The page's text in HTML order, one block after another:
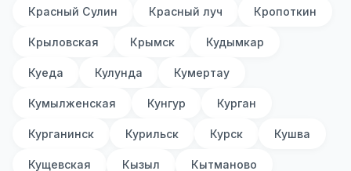
Красный Сулин Красный луч Кропоткин
Крыловская Крымск Кудымкар
Куеда Кулунда Кумертау
Кумылженская Кунгур Курган
Курганинск Курильск Курск Кушва
Кущевская Кызыл Кытманово